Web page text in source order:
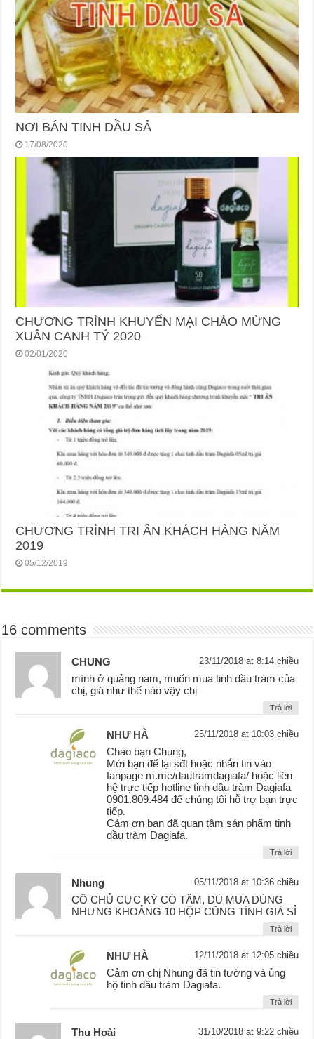
NƠI BÁN TINH DẦU SẢ
17/08/2020
CHƯƠNG TRÌNH KHUYẾN MẠI CHÀO MỪNG
XUÂN CANH TÝ 2020
02/01/2020
CHƯƠNG TRÌNH TRI ÂN KHÁCH HÀNG NĂM
2019
05/12/2019
16 comments
CHUNG 23/11/2018 at 8:14 chiều
mình ở quảng nam, muốn mua tinh dầu tràm của
chị, giá như thế nào vậy chị
Trả lời
NHƯ HÀ 25/11/2018 at 10:03 chiều
Chào bạn Chung,
Mời bạn để lại sđt hoặc nhắn tin vào
fanpage m.me/dautramdagiafa/ hoặc liên
hệ trực tiếp hotline tinh dầu tràm Dagiafa
0901.809.484 để chúng tôi hỗ trợ bạn trực
tiếp.
Cảm ơn bạn đã quan tâm sản phẩm tinh
dầu tràm Dagiafa.
Trả lời
Nhung 05/11/2018 at 10:36 chiều
CÔ CHỦ CỰC KỲ CÓ TÂM, DÙ MUA DÙNG
NHƯNG KHOẢNG 10 HỘP CŨNG TÍNH GIÁ SỈ
Trả lời
NHƯ HÀ 12/11/2018 at 12:05 chiều
Cảm ơn chị Nhung đã tin tường và ủng
hộ tinh dầu tràm Dagiafa.
Trả lời
Thu Hoài 31/10/2018 at 9:22 chiều